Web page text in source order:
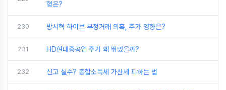
형은?
230 방시혁 하이브 부정거래 의혹, 주가 영향은?
231 HD현대중공업 주가 왜 뛰었을까?
232 신고 실수? 종합소득세 가산세 피하는 법